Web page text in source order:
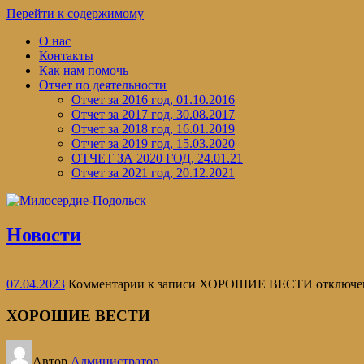
Перейти к содержимому
О нас
Контакты
Как нам помочь
Отчет по деятельности
Отчет за 2016 год, 01.10.2016
Отчет за 2017 год, 30.08.2017
Отчет за 2018 год, 16.01.2019
Отчет за 2019 год, 15.03.2020
ОТЧЕТ ЗА 2020 ГОД, 24.01.21
Отчет за 2021 год, 20.12.2021
Новости
07.04.2023 Комментарии к записи ХОРОШИЕ ВЕСТИ
ХОРОШИЕ ВЕСТИ